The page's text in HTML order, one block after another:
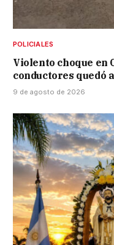
POLICIALES
Violento choque en
conductores quedó
9 de agosto de 2026